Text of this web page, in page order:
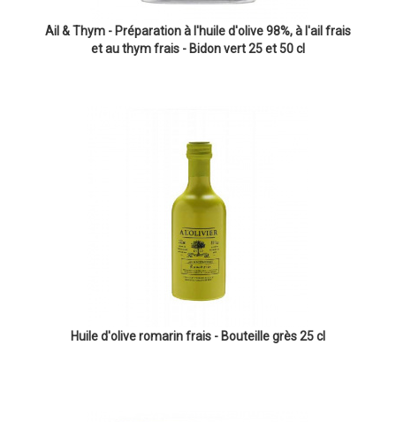
Ail & Thym - Préparation à l'huile d'olive 98%, à l'ail frais
et au thym frais - Bidon vert 25 et 50 cl
Huile d'olive romarin frais - Bouteille grès 25 cl